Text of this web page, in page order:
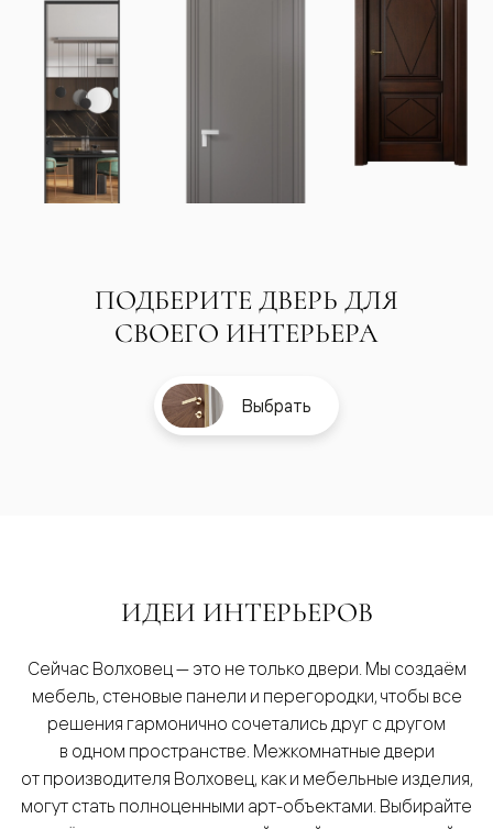
ПОДБЕРИТЕ ДВЕРЬ ДЛЯ
СВОЕГО ИНТЕРЬЕРА
Выбрать
ИДЕИ ИНТЕРЬЕРОВ
Сейчас Волховец — это не только двери. Мы создаём
мебель, стеновые панели и перегородки, чтобы все
решения гармонично сочетались друг с другом
в одном пространстве. Межкомнатные двери
от производителя Волховец, как и мебельные изделия,
могут стать полноценными арт-объектами. Выбирайте